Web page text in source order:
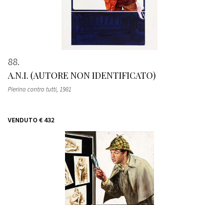
88
A.N.I. (AUTORE NON IDENTIFICATO)
Pierino contro tutti, 1981
VENDUTO € 432